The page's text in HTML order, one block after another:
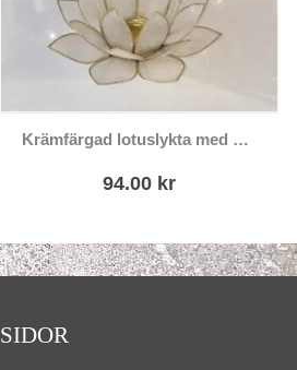
Krämfärgad lotuslykta med guldkant
94.00 kr
SIDOR